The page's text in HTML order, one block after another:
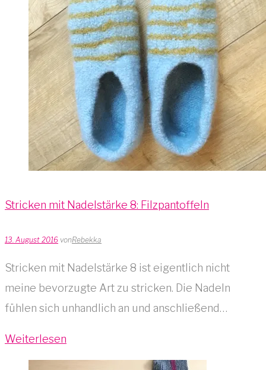
Stricken mit Nadelstärke 8: Filzpantoffeln
13. August 2016 vonRebekka
Stricken mit Nadelstärke 8 ist eigentlich nicht
meine bevorzugte Art zu stricken. Die Nadeln
fühlen sich unhandlich an und anschließend…
Weiterlesen